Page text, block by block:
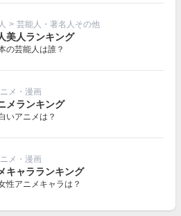
> 芸能人・著名人その他
美人ランキング
の芸能人は誰？
メ・漫画
メランキング
いアニメは？
メ・漫画
キャラランキング
性アニメキャラは？